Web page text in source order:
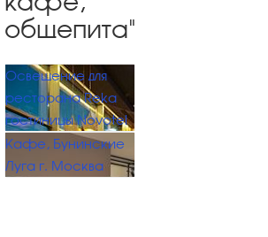
общепита"
Освещение для
ресторана Reka
гостиницы Novotel
Кафе, Бунинские
Луга г. Москва